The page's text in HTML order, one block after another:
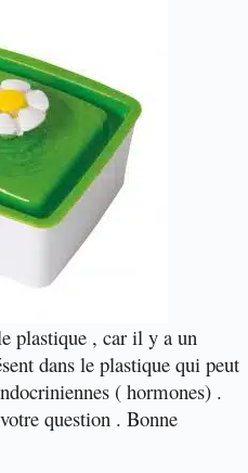
plastique , car il y a un
dans le plastique qui peut
( hormones) .
question . Bonne